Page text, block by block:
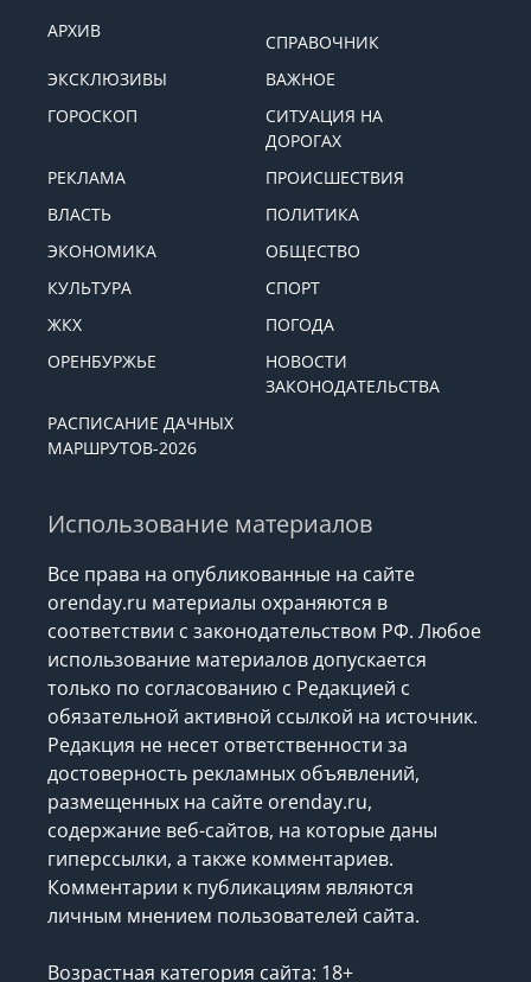
АРХИВ
СПРАВОЧНИК
ЭКСКЛЮЗИВЫ
ВАЖНОЕ
ГОРОСКОП
СИТУАЦИЯ НА
ДОРОГАХ
РЕКЛАМА
ПРОИСШЕСТВИЯ
ВЛАСТЬ
ПОЛИТИКА
ЭКОНОМИКА
ОБЩЕСТВО
КУЛЬТУРА
СПОРТ
ЖКХ
ПОГОДА
ОРЕНБУРЖЬЕ
НОВОСТИ
ЗАКОНОДАТЕЛЬСТВА
РАСПИСАНИЕ ДАЧНЫХ
МАРШРУТОВ-2026
Использование материалов
Все права на опубликованные на сайте
orenday.ru материалы охраняются в
соответствии с законодательством РФ. Любое
использование материалов допускается
только по согласованию с Редакцией с
обязательной активной ссылкой на источник.
Редакция не несет ответственности за
достоверность рекламных объявлений,
размещенных на сайте orenday.ru,
содержание веб-сайтов, на которые даны
гиперссылки, а также комментариев.
Комментарии к публикациям являются
личным мнением пользователей сайта.
Возрастная категория сайта: 18+